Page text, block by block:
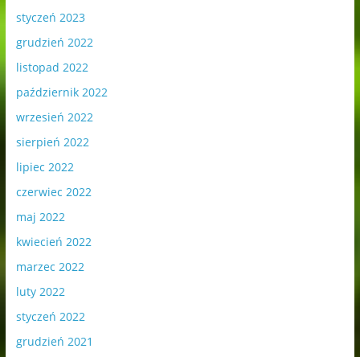
styczeń 2023
grudzień 2022
listopad 2022
październik 2022
wrzesień 2022
sierpień 2022
lipiec 2022
czerwiec 2022
maj 2022
kwiecień 2022
marzec 2022
luty 2022
styczeń 2022
grudzień 2021